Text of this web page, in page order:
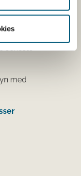
på den
Hvis du
seneste
med